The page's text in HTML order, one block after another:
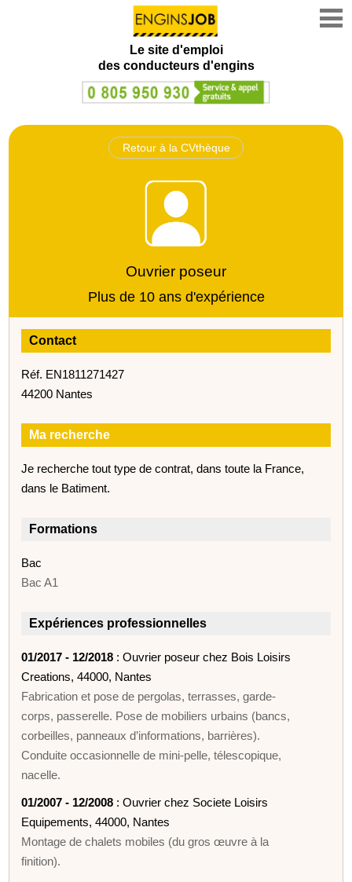
Le site d'emploi
des conducteurs d'engins
Retour à la CVthèque
Ouvrier poseur
Plus de 10 ans d'expérience
Contact
Réf. EN1811271427
44200 Nantes
Ma recherche
Je recherche tout type de contrat, dans toute la France,
dans le Batiment.
Formations
Bac
Bac A1
Expériences professionnelles
01/2017 - 12/2018 : Ouvrier poseur chez Bois Loisirs
Creations, 44000, Nantes
Fabrication et pose de pergolas, terrasses, garde-
corps, passerelle. Pose de mobiliers urbains (bancs,
corbeilles, panneaux d’informations, barrières).
Conduite occasionnelle de mini-pelle, télescopique,
nacelle.
01/2007 - 12/2008 : Ouvrier chez Societe Loisirs
Equipements, 44000, Nantes
Montage de chalets mobiles (du gros œuvre à la
finition).